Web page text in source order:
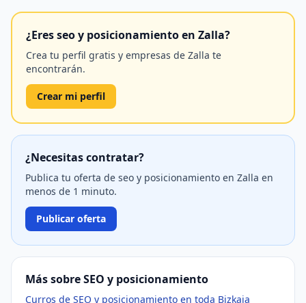
¿Eres seo y posicionamiento en Zalla?
Crea tu perfil gratis y empresas de Zalla te
encontrarán.
Crear mi perfil
¿Necesitas contratar?
Publica tu oferta de seo y posicionamiento en Zalla en
menos de 1 minuto.
Publicar oferta
Más sobre SEO y posicionamiento
Curros de SEO y posicionamiento en toda Bizkaia